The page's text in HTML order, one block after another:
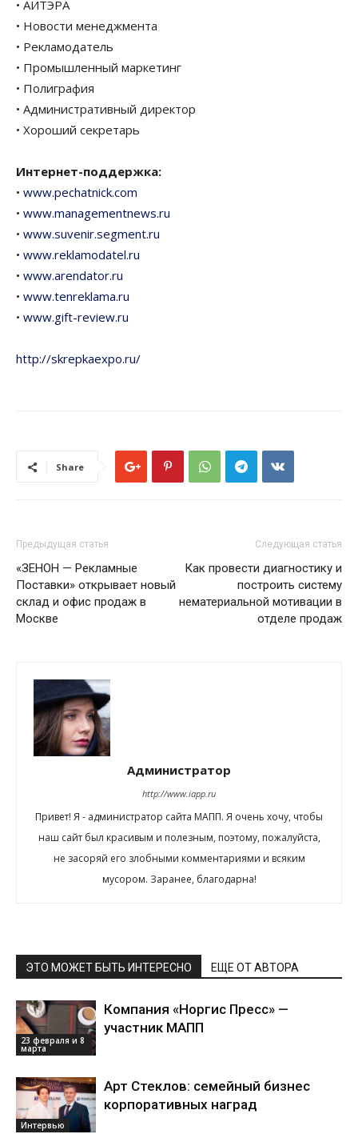
• АИТЭРА
• Новости менеджмента
• Рекламодатель
• Промышленный маркетинг
• Полиграфия
• Административный директор
• Хороший секретарь
Интернет-поддержка:
• www.pechatnick.com
• www.managementnews.ru
• www.suvenir.segment.ru
• www.reklamodatel.ru
• www.arendator.ru
• www.tenreklama.ru
• www.gift-review.ru
http://skrepkaexpo.ru/
Share
Предыдущая статья
«ЗЕНОН — Рекламные
Поставки» открывает новый
склад и офис продаж в
Москве
Следующая статья
Как провести диагностику и
построить систему
нематериальной мотивации в
отделе продаж
Администратор
http://www.iapp.ru
Привет! Я - администратор сайта МАПП. Я очень хочу, чтобы
наш сайт был красивым и полезным, поэтому, пожалуйста,
не засоряй его злобными комментариями и всяким
мусором. Заранее, благодарна!
ЭТО МОЖЕТ БЫТЬ ИНТЕРЕСНО ЕЩЕ ОТ АВТОРА
23 февраля и 8
марта
Компания «Норгис Пресс» —
участник МАПП
Интервью
Арт Стеклов: семейный бизнес
корпоративных наград